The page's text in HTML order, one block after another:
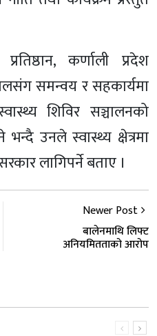
कर्णाली प्रदेश
समन्वय र सहकार्यमा
शिविर सञ्चालनको
उनले स्वास्थ्य क्षेत्रमा
लागिपर्ने बताए ।
Newer Post
बालेनमाथि लिफ्ट
अनियमितताको आरोप